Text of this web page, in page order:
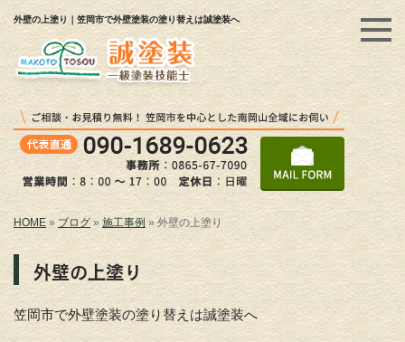
外壁の上塗り｜笠岡市で外壁塗装の塗り替えは誠塗装へ
HOME» ブログ» 施工事例 » 外壁の上塗り
外壁の上塗り
笠岡市で外壁塗装の塗り替えは誠塗装へ